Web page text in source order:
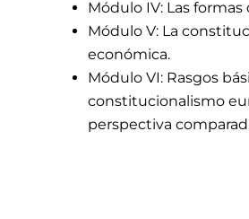
Módulo IV: Las
Módulo V: La
económica.
Módulo VI: Rasgos
constitucionalismo
perspectiva